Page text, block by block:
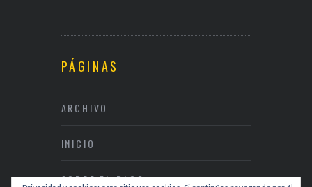
PÁGINAS
ARCHIVO
INICIO
SOBRE EL BLOG